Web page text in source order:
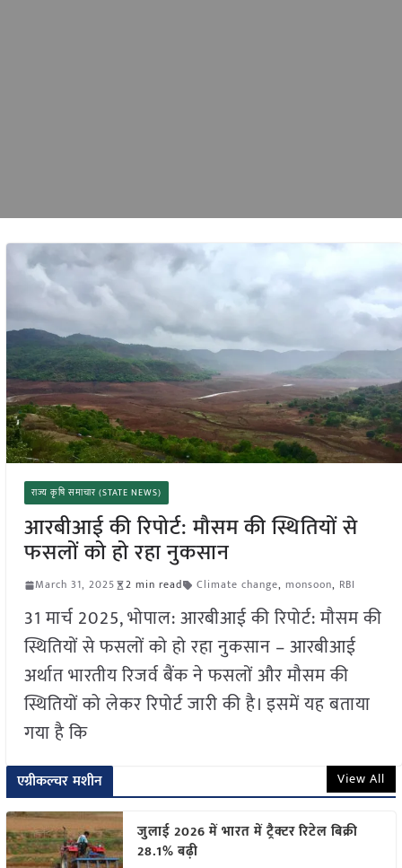
राज्य कृषि समाचार (STATE NEWS)
आरबीआई की रिपोर्ट: मौसम की स्थितियों से
फसलों को हो रहा नुकसान
March 31, 2025 2 min read Climate change, monsoon, RBI
31 मार्च 2025, भोपाल: आरबीआई की रिपोर्ट: मौसम की
स्थितियों से फसलों को हो रहा नुकसान – आरबीआई
अर्थात भारतीय रिजर्व बैंक ने फसलों और मौसम की
स्थितियों को लेकर रिपोर्ट जारी की है। इसमें यह बताया
गया है कि
एग्रीकल्चर मशीन View All
जुलाई 2026 में भारत में ट्रैक्टर रिटेल बिक्री
28.1% बढ़ी